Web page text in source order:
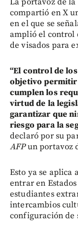
compartió en X
en el que se
amplió el control
de visados para
“El control de
objetivo permitir
cumplen los
virtud de la
garantizar que
riesgo para la
declaró por su
AFPun portavoz
Esto ya se aplica
entrar en
estudiantes
intercambios
configuración de